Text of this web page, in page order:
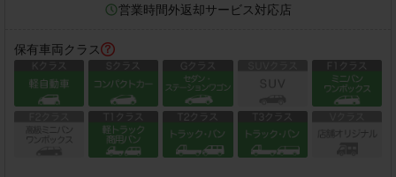
営業時間外返却サービス対応店
保有車両クラス